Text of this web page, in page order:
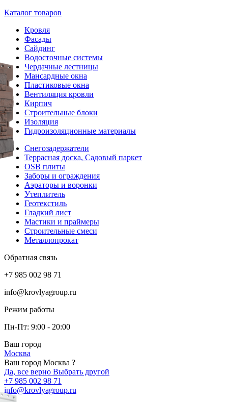
Каталог товаров
Кровля
Фасады
Сайдинг
Водосточные системы
Чердачные лестницы
Мансардные окна
Пластиковые окна
Вентиляция кровли
Кирпич
Строительные блоки
Изоляция
Гидроизоляционные материалы
Снегозадержатели
Террасная доска, Садовый паркет
OSB плиты
Заборы и ограждения
Аэраторы и воронки
Утеплитель
Геотекстиль
Гладкий лист
Мастики и праймеры
Строительные смеси
Металлопрокат
Обратная связь
+7 985 002 98 71
info@krovlyagroup.ru
Режим работы
Пн-Пт: 9:00 - 20:00
Ваш город
Москва
Ваш город Москва ?
Да, все верно Выбрать другой
+7 985 002 98 71
info@krovlyagroup.ru